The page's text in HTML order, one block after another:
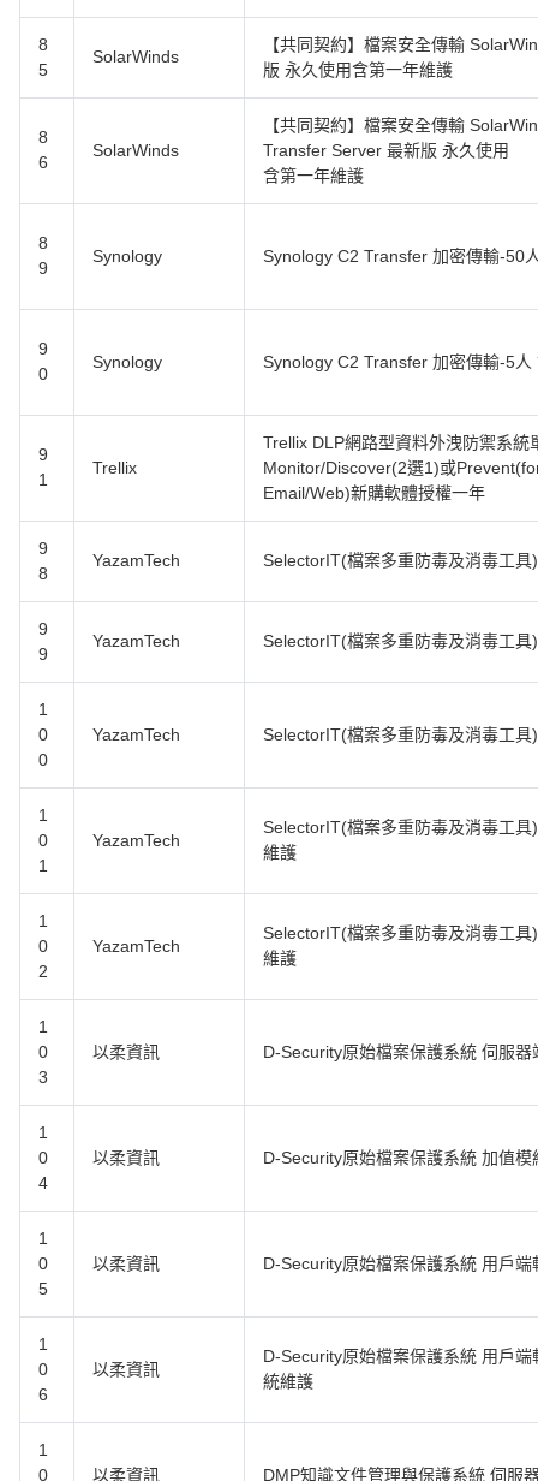
8
5
SolarWinds
【共同契約】檔案安全傳輸
版 永久使用含第一年維護
8
6
SolarWinds
【共同契約】檔案安全傳輸
Transfer Server 最新版 永久使用
含第一年維護
8
9
Synology Synology C2 Transfer 加密傳輸-50
9
0
Synology Synology C2 Transfer 加密傳輸-5人
9
1
Trellix
Trellix DLP網路型資料外洩防禦系統
Monitor/Discover(2選1)或
Email/Web)新購軟體授權一年
9
8
YazamTech SelectorIT(檔案多重防毒及消毒工
9
9
YazamTech SelectorIT(檔案多重防毒及消毒工
1
0
0
YazamTech SelectorIT(檔案多重防毒及消毒工
1
0
1
YazamTech
SelectorIT(檔案多重防毒及消毒工
維護
1
0
2
YazamTech
SelectorIT(檔案多重防毒及消毒工
維護
1
0
3
以柔資訊 D-Security原始檔案保護系統 伺服器
1
0
4
以柔資訊 D-Security原始檔案保護系統 加值模
1
0
5
以柔資訊 D-Security原始檔案保護系統 用戶端
1
0
6
以柔資訊
D-Security原始檔案保護系統 用戶
統維護
1
0
以柔資訊 DMP知識文件管理與保護系統 伺服